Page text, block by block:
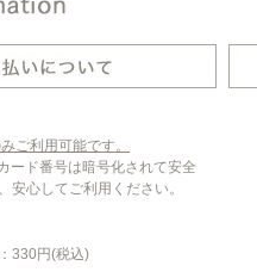
ご利用可能です。
ード番号は暗号化されて安全
安心してご利用ください。
330円(税込)